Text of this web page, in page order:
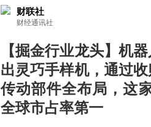
财联社
财经通讯社
【掘金行业龙头】机
出灵巧手样机，通过
传动部件全布局，这
全球市占率第一